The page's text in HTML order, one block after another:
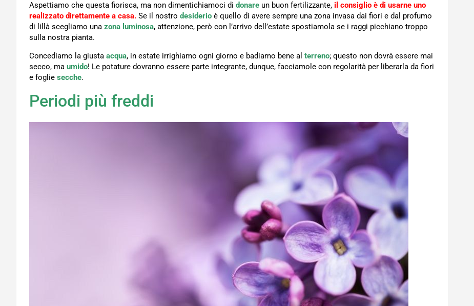
Aspettiamo che questa fiorisca, ma non dimentichiamoci di donare un buon fertilizzante, il consiglio è di usarne uno
realizzato direttamente a casa. Se il nostro desiderio è quello di avere sempre una zona invasa dai fiori e dal profumo
di lillà scegliamo una zona luminosa, attenzione, però con l’arrivo dell’estate spostiamola se i raggi picchiano troppo
sulla nostra pianta.
Concediamo la giusta acqua, in estate irrighiamo ogni giorno e badiamo bene al terreno; questo non dovrà essere mai
secco, ma umido! Le potature dovranno essere parte integrante, dunque, facciamole con regolarità per liberarla da fiori
e foglie secche.
Periodi più freddi